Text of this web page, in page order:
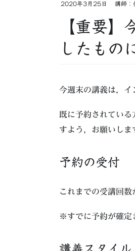
2020年3月25日 講師：
【重要】
したもの
今週末の講義は，イ
既に予約されてい
すよう，お願いしま
予約の受付
これまでの受講回
※すでに予約が確定